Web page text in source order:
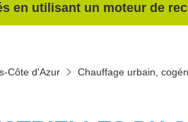
en utilisant un moteur de
Côte d'Azur Chauffage urbain,